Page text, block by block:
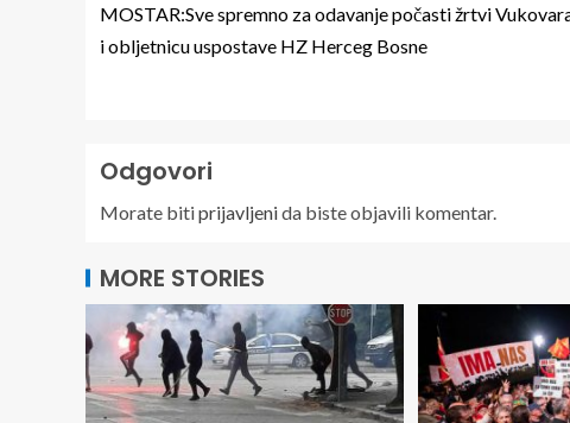
MOSTAR:Sve spremno za odavanje počasti žrtvi
i obljetnicu uspostave HZ Herceg Bosne
Odgovori
Morate bitiprijavljenida biste objavili komentar.
MORE STORIES